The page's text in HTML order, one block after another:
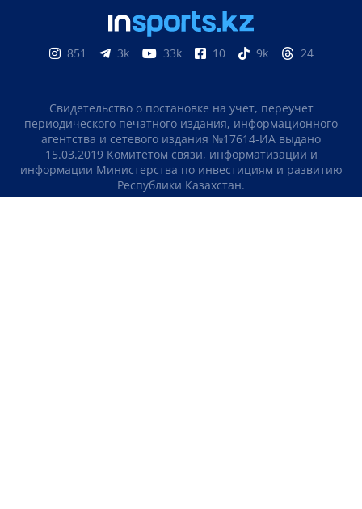
851 3k 33k 10 9k 24
Свидетельство о постановке на учет, переучет
периодического печатного издания, информационного
агентства и сетевого издания №17614-ИА выдано
15.03.2019 Комитетом связи, информатизации и
информации Министерства по инвестициям и развитию
Республики Казахстан.